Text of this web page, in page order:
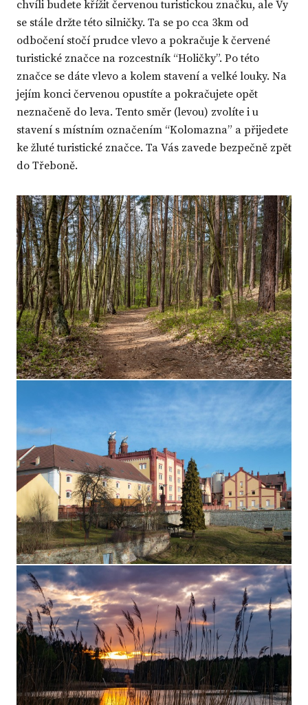
chvíli budete křížit červenou turistickou značku, ale Vy
se stále držte této silničky. Ta se po cca 3km od
odbočení stočí prudce vlevo a pokračuje k červené
turistické značce na rozcestník “Holičky”. Po této
značce se dáte vlevo a kolem stavení a velké louky. Na
jejím konci červenou opustíte a pokračujete opět
neznačeně do leva. Tento směr (levou) zvolíte i u
stavení s místním označením “Kolomazna” a přijedete
ke žluté turistické značce. Ta Vás zavede bezpečně zpět
do Třeboně.